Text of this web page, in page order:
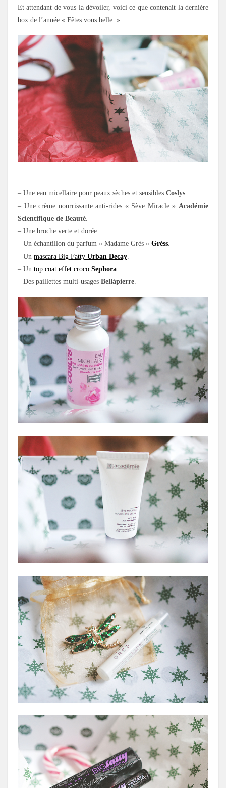
Et attendant de vous la dévoiler, voici ce que contenait la dernière
box de l’année « Fêtes vous belle » :
– Une eau micellaire pour peaux sèches et sensibles Coslys.
– Une crème nourrissante anti-rides « Sève Miracle » Académie
Scientifique de Beauté.
– Une broche verte et dorée.
– Un échantillon du parfum « Madame Grès » Grèss.
– Un mascara Big Fatty Urban Decay.
– Un top coat effet croco Sephora.
– Des paillettes multi-usages Bellàpierre.